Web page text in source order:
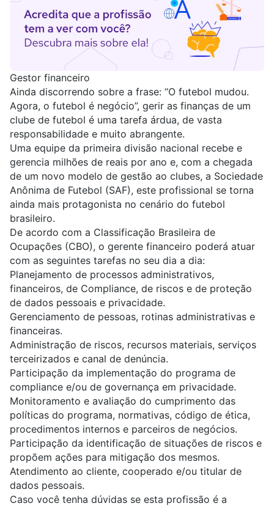
Gestor financeiro
Ainda discorrendo sobre a frase: “O futebol mudou.
Agora, o futebol é negócio”, gerir as finanças de um
clube de futebol é uma tarefa árdua, de vasta
responsabilidade e muito abrangente.
Uma equipe da primeira divisão nacional recebe e
gerencia milhões de reais por ano e, com a chegada
de um novo modelo de gestão ao clubes, a Sociedade
Anônima de Futebol (SAF), este profissional se torna
ainda mais protagonista no cenário do futebol
brasileiro.
De acordo com a Classificação Brasileira de
Ocupações (CBO), o gerente financeiro poderá atuar
com as seguintes tarefas no seu dia a dia:
Planejamento de processos administrativos,
financeiros, de Compliance, de riscos e de proteção
de dados pessoais e privacidade.
Gerenciamento de pessoas, rotinas administrativas e
financeiras.
Administração de riscos, recursos materiais, serviços
terceirizados e canal de denúncia.
Participação da implementação do programa de
compliance e/ou de governança em privacidade.
Monitoramento e avaliação do cumprimento das
políticas do programa, normativas, código de ética,
procedimentos internos e parceiros de negócios.
Participação da identificação de situações de riscos e
propõem ações para mitigação dos mesmos.
Atendimento ao cliente, cooperado e/ou titular de
dados pessoais.
Caso você tenha dúvidas se esta profissão é a